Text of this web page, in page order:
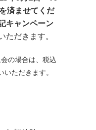
済ませてくだ
キャンペーン
ただきます。
の場合は、税込
ただきます。